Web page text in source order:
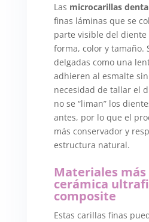
Las microcarillas
finas láminas que se
parte visible del
forma, color y tamaño.
delgadas como una
adhieren al esmalte
necesidad de tallar el
no se “liman” los
antes, por lo que el
más conservador y
estructura natural.
Materiales
cerámica
composite
Estas carillas finas